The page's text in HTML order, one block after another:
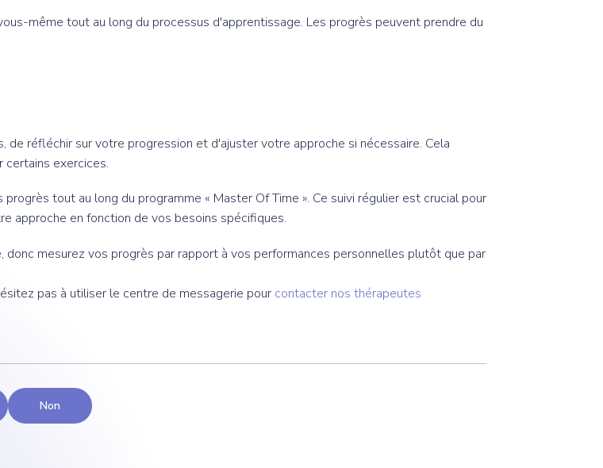
même tout au long du processus d'apprentissage. Les progrès peuvent prendre du
de réfléchir sur votre progression et d'ajuster votre approche si nécessaire. Cela
certains exercices.
tout au long du programme « Master Of Time ». Ce suivi régulier est crucial pour
approche en fonction de vos besoins spécifiques.
mesurez vos progrès par rapport à vos performances personnelles plutôt que par
pas à utiliser le centre de messagerie pour contacter nos thérapeutes
Non